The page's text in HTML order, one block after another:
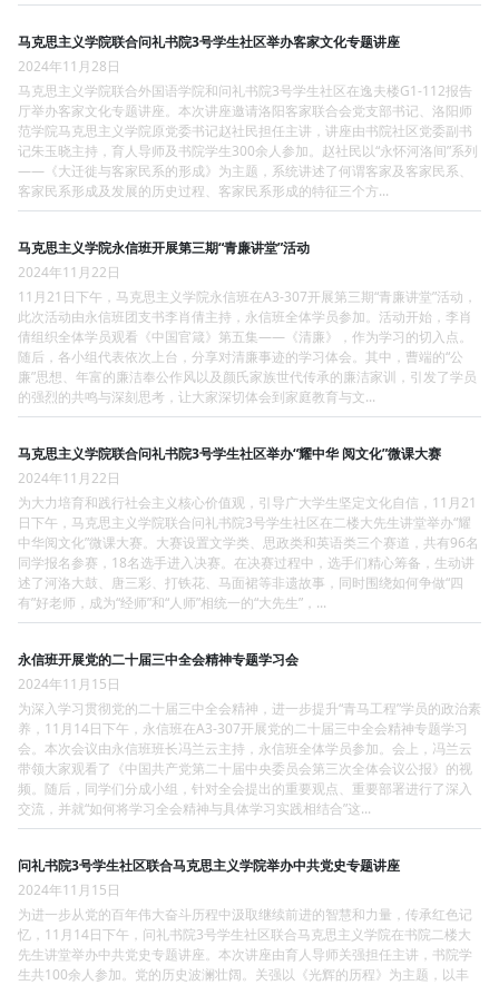
马克思主义学院联合问礼书院3号学生社区举办客家文化专题讲座
2024年11月28日
马克思主义学院联合外国语学院和问礼书院3号学生社区在逸夫楼G1-112报告
厅举办客家文化专题讲座。本次讲座邀请洛阳客家联合会党支部书记、洛阳师
范学院马克思主义学院原党委书记赵社民担任主讲，讲座由书院社区党委副书
记朱玉晓主持，育人导师及书院学生300余人参加。赵社民以“永怀河洛间”系列
——《大迁徙与客家民系的形成》为主题，系统讲述了何谓客家及客家民系、
客家民系形成及发展的历史过程、客家民系形成的特征三个方...
马克思主义学院永信班开展第三期“青廉讲堂”活动
2024年11月22日
11月21日下午，马克思主义学院永信班在A3-307开展第三期“青廉讲堂”活动，
此次活动由永信班团支书李肖倩主持，永信班全体学员参加。活动开始，李肖
倩组织全体学员观看《中国官箴》第五集——《清廉》，作为学习的切入点。
随后，各小组代表依次上台，分享对清廉事迹的学习体会。其中，曹端的“公
廉”思想、年富的廉洁奉公作风以及颜氏家族世代传承的廉洁家训，引发了学员
的强烈的共鸣与深刻思考，让大家深切体会到家庭教育与文...
马克思主义学院联合问礼书院3号学生社区举办“耀中华 阅文化”微课大赛
2024年11月22日
为大力培育和践行社会主义核心价值观，引导广大学生坚定文化自信，11月21
日下午，马克思主义学院联合问礼书院3号学生社区在二楼大先生讲堂举办“耀
中华阅文化”微课大赛。大赛设置文学类、思政类和英语类三个赛道，共有96名
同学报名参赛，18名选手进入决赛。在决赛过程中，选手们精心筹备，生动讲
述了河洛大鼓、唐三彩、打铁花、马面裙等非遗故事，同时围绕如何争做“四
有”好老师，成为“经师”和“人师”相统一的“大先生”，...
永信班开展党的二十届三中全会精神专题学习会
2024年11月15日
为深入学习贯彻党的二十届三中全会精神，进一步提升“青马工程”学员的政治素
养，11月14日下午，永信班在A3-307开展党的二十届三中全会精神专题学习
会。本次会议由永信班班长冯兰云主持，永信班全体学员参加。会上，冯兰云
带领大家观看了《中国共产党第二十届中央委员会第三次全体会议公报》的视
频。随后，同学们分成小组，针对全会提出的重要观点、重要部署进行了深入
交流，并就“如何将学习全会精神与具体学习实践相结合”这...
问礼书院3号学生社区联合马克思主义学院举办中共党史专题讲座
2024年11月15日
为进一步从党的百年伟大奋斗历程中汲取继续前进的智慧和力量，传承红色记
忆，11月14日下午，问礼书院3号学生社区联合马克思主义学院在书院二楼大
先生讲堂举办中共党史专题讲座。本次讲座由育人导师关强担任主讲，书院学
生共100余人参加。党的历史波澜壮阔。关强以《光辉的历程》为主题，以丰